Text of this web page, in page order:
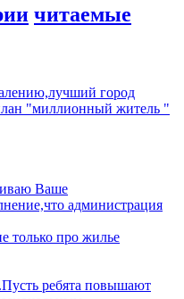
читаемые
город
"миллионный житель "
Ваше
администрация
только про жилье
ребята повышают